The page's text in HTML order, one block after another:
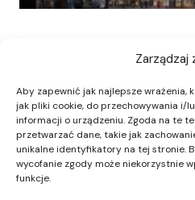
Zarządzaj
Aby zapewnić jak najlepsze wrażenia,
jak pliki cookie, do przechowywania i/
informacji o urządzeniu. Zgoda na te
przetwarzać dane, takie jak
unikalne identyfikatory na tej stronie.
wycofanie zgody może niekorzystnie
funkcje.